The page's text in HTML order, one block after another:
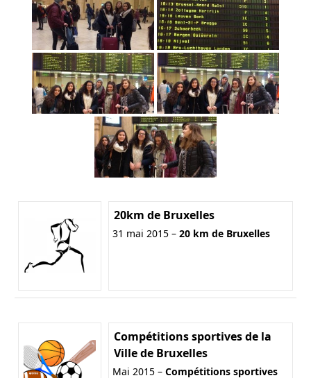
20km de Bruxelles
31 mai 2015 – 20 km de Bruxelles
Compétitions sportives de la
Ville de Bruxelles
Mai 2015 – Compétitions sportives